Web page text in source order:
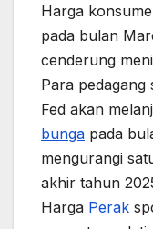
Harga
pada bulan
cenderung
Para
Fed akan
bunga pada
mengurangi
akhir tahun
Harga Perak